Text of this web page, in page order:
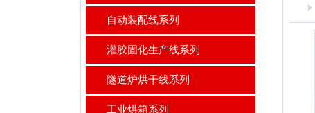
自动装配线系列
灌胶固化生产线系列
隧道炉烘干线系列
工业烘箱系列